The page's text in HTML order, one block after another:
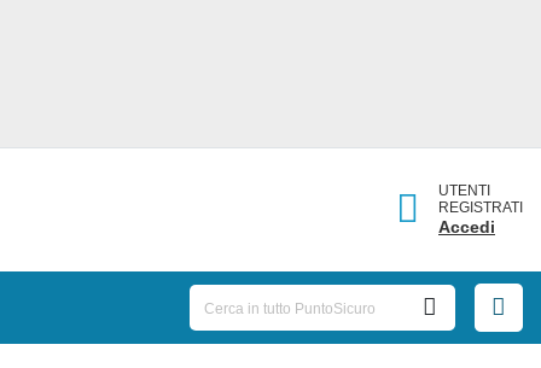
UTENTI
REGISTRATI
Accedi